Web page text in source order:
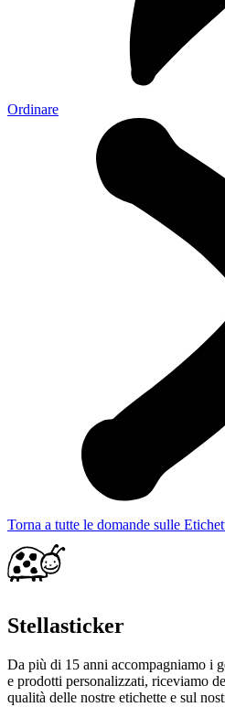
Ordinare
Torna a tutte le domande sulle
Stellasticker
Da più di 15 anni accompagniamo i
e prodotti personalizzati, riceviamo
qualità delle nostre etichette e sul